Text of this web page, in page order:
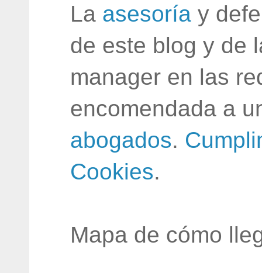
La asesoría y
de este blog y de
manager en las
encomendada a
abogados.
Cookies.
Mapa de cómo